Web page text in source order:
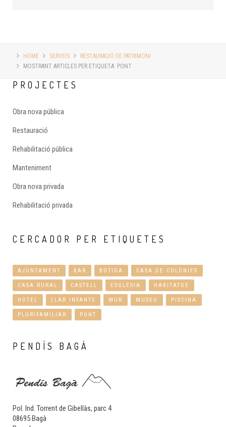
HOME SERVEIS
RESTAURACIÓ DE PATRIMONI
MOSTRANT ARTICLES PER ETIQUETA: PONT
PROJECTES
Obra nova pública
Restauració
Rehabilitació pública
Manteniment
Obra nova privada
Rehabilitació privada
CERCADOR PER ETIQUETES
AJUNTAMENT BAR BOTIGA CASA DE COLÒNIES
CASA RURAL CASTELL ESGLÉSIA HABITATGE
HOTEL LLAR INFANTS MUR MUSEU PISCINA
PLURIFAMILIAR PONT
PENDÍS BAGÀ
Pol. Ind. Torrent de Gibellàs, parc 4
08695 Bagà